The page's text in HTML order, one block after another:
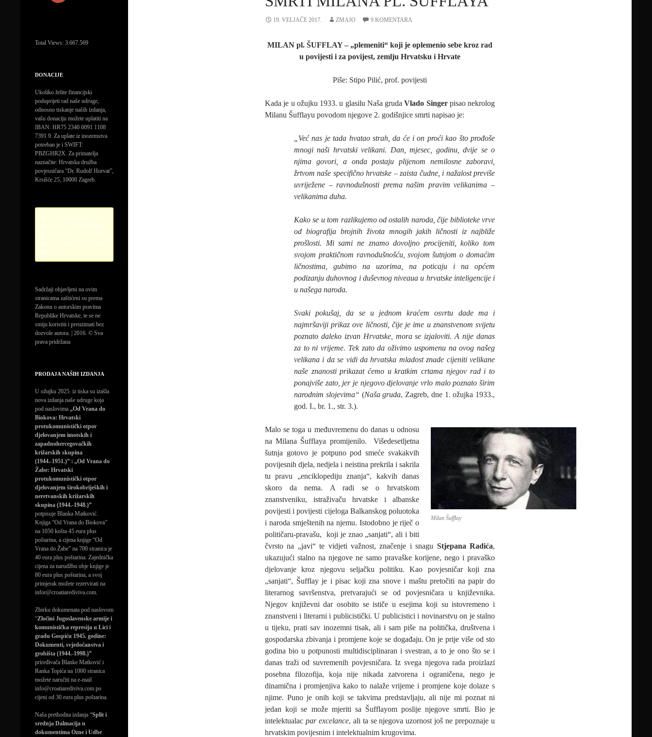
19. VELJAČE 2017. ZMAJO 9 KOMENTARA
MILAN pl. ŠUFFLAY – „plemeniti“ koji je oplemenio sebe kroz rad
u povijesti i za povijest, zemlju Hrvatsku i Hrvate
Piše: Stipo Pilić, prof. povijesti
Kada je u ožujku 1933. u glasilu Naša grudaVlado Singerpisao nekrolog
Milanu Šufflayu povodom njegove 2. godišnjice smrti napisao je:
„Već nas je tada hvatao strah, da će i on proći kao što prođoše
mnogi naši hrvatski velikani. Dan, mjesec, godinu, dvije se o
njima govori, a onda postaju plijenom nemilosne zaboravi,
žrtvom naše specifično hrvatske – zaista čudne, i nažalost previše
uvriježene – ravnodušnosti prema našim pravim velikanima –
velikanima duha.
Kako se u tom razlikujemo od ostalih naroda, čije biblioteke vrve
od biografija brojnih života mnogih jakih ličnosti iz najbliže
prošlosti. Mi sami ne znamo dovoljno procijeniti, koliko tom
svojom praktičnom ravnodušnošću, svojom šutnjom o domaćim
ličnostima, gubimo na uzorima, na poticaju i na općem
podizanju duhovnog i duševnog niveaua u hrvatske inteligencije i
u našega naroda.
Svaki pokušaj, da se u jednom kraćem osvrtu dade ma i
najmršaviji prikaz ove ličnosti, čije je ime u znanstvenom svijetu
poznato daleko izvan Hrvatske, mora se izjaloviti. A nije danas
za to ni vrijeme. Tek zato da oživimo uspomenu na ovog našeg
velikana i da se vidi da hrvatska mladost znade cijeniti velikane
naše znanosti prikazat ćemo u kratkim crtama njegov rad i to
ponajviše zato, jer je njegovo djelovanje vrlo malo poznato širim
narodnim slojevima“ (Naša gruda, Zagreb, dne 1. ožujka 1933.,
god. I., br. 1., str. 3.).
Milan Šufflay
Malo se toga u međuvremenu do danas u odnosu
na Milana Šufflaya promijenilo. Višedesetljetna
šutnja gotovo je potpuno pod smeće svakakvih
povijesnih djela, nedjela i neistina prekrila i sakrila
tu pravu „enciklopediju znanja“, kakvih danas
skoro da nema. A radi se o hrvatskom
znanstveniku, istraživaču hrvatske i albanske
povijesti i povijesti cijeloga Balkanskog poluotoka
i naroda smještenih na njemu. Istodobno je riječ o
političaru-pravašu, koji je znao „sanjati“, ali i biti
čvrsto na „javi“ te vidjeti važnost, značenje i snagu Stjepana Radića,
ukazujući stalno na njegove ne samo pravaške korijene, nego i pravaško
djelovanje kroz njegovu seljačku politiku. Kao povjesničar koji zna
„sanjati“, Šufflay je i pisac koji zna snove i maštu pretočiti na papir do
literarnog savršenstva, pretvarajući se od povjesničara u književnika.
Njegov književni dar osobito se ističe u esejima koji su istovremeno i
znanstveni i literarni i publicistički. U publicistici i novinarstvu on je stalno
u tijeku, prati sav inozemni tisak, ali i sam piše na politička, društvena i
gospodarska zbivanja i promjene koje se događaju. On je prije više od sto
godina bio u potpunosti multidisciplinaran i svestran, a to je ono što se i
danas traži od suvremenih povjesničara. Iz svega njegova rada proizlazi
posebna filozofija, koja nije nikada zatvorena i ograničena, nego je
dinamična i promjenjiva kako to nalaže vrijeme i promjene koje dolaze s
njime. Puno je onih koji se takvima predstavljaju, ali nije mi poznat ni
jedan koji se može mjeriti sa Šufflayom poslije njegove smrti. Bio je
intelektualac par excelance, ali ta se njegova uzornost još ne prepoznaje u
hrvatskim povijesnim i intelektualnim krugovima.
Total Views: 3.667.569
DONACIJE
Ukoliko želite financijski
poduprijeti rad naše udruge,
odnosno tiskanje naših izdanja,
vašu donaciju možete uplatiti na
IBAN: HR75 2340 0091 1108
7391 9. Za uplate iz inozemstva
potreban je i SWIFT:
PBZGHR2X. Za primatelja
naznačite: Hrvatska družba
povjesničara “Dr. Rudolf Horvat”,
Krsišće 25, 10000 Zagreb.
Sadržaji objavljeni na ovim
stranicama zaštićeni su prema
Zakonu o autorskim pravima
Republike Hrvatske, te se ne
smiju koristiti i preuzimati bez
dozvole autora. | 2016. © Sva
prava pridržana
PRODAJA NAŠIH IZDANJA
U ožujku 2025. iz tiska su izašla
nova izdanja naše udruge koja
pod naslovima „Od Vrana do
Biokova: Hrvatski
protukomunistički otpor
djelovanjem imotskih i
zapadnohercegovačkih
križarskih skupina
(1944.-1951.)” i „Od Vrana do
Žabe: Hrvatski
protukomunistički otpor
djelovanjem širokobrijeških i
neretvanskih križarskih
skupina (1944.-1948.)”
potpisuje Blanka Matković.
Knjiga “Od Vrana do Biokova”
na 1050 košta 45 eura plus
poštarina, a cijena knjige “Od
Vrana do Žabe” na 700 stranica je
40 eura plus poštarina. Zajednička
cijena za narudžbu obje knjige je
80 eura plus poštarina, a svoj
primjerak možete rezervirati na
infor@croatiarediviva.com.
Zbirku dokumenata pod naslovom
“Zločini Jugoslavenske armije i
komunistička represija u Lici i
gradu Gospiću 1945. godine:
Dokumenti, svjedočanstva i
grobišta (1944.-1998.)”
priređivača Blanke Matković i
Ranka Topića na 1000 stranica
možete naručiti na e-mail
info@croatiarediviva.com po
cijeni od 30 eura plus poštarina.
Naša prethodna izdanja “Split i
srednja Dalmacija u
dokumentima Ozne i Udbe